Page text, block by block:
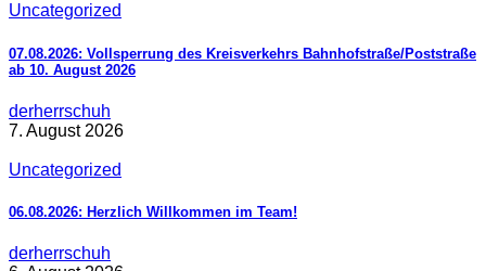
Uncategorized
07.08.2026: Vollsperrung des Kreisverkehrs Bahnhofstraße/Poststraße
ab 10. August 2026
derherrschuh
7. August 2026
Uncategorized
06.08.2026: Herzlich Willkommen im Team!
derherrschuh